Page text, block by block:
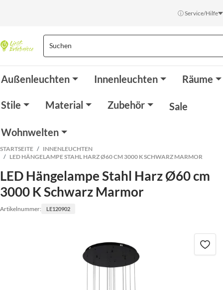
ⓘ Service/Hilfe
Außenleuchten Innenleuchten Räume
Stile Material Zubehör Sale
Wohnwelten
STARTSEITE
INNENLEUCHTEN
LED HÄNGELAMPE STAHL HARZ Ø60 CM 3000 K SCHWARZ MARMOR
LED Hängelampe Stahl Harz Ø60 cm
3000 K Schwarz Marmor
Artikelnummer: LE120902